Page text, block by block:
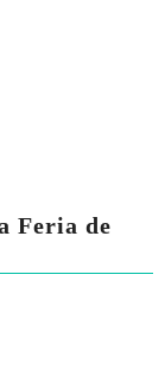
Feria de